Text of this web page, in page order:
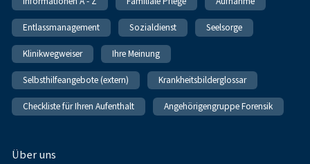
Entlassmanagement Sozialdienst Seelsorge
Klinikwegweiser Ihre Meinung
Selbsthilfeangebote (extern) Krankheitsbilderglossar
Checkliste für Ihren Aufenthalt Angehörigengruppe Forensik
Über uns